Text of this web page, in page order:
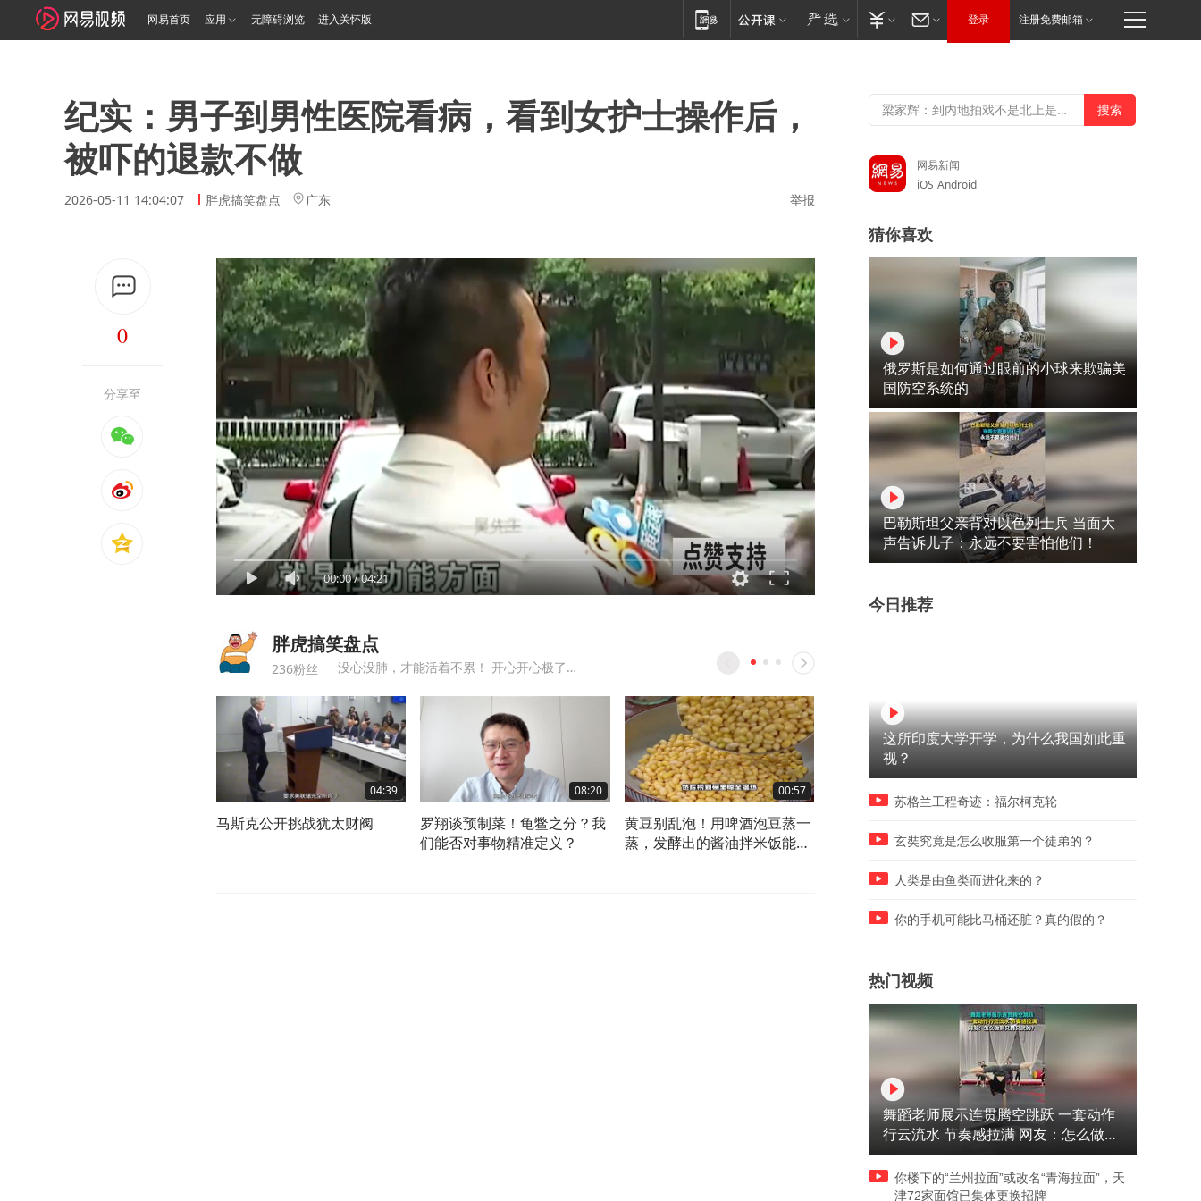
网易首页 应用 无障碍浏览 进入关怀版 登录 注册免费邮箱
纪实：男子到男性医院看病，看到女护士操作后，
被吓的退款不做
2026-05-11 14:04:07 胖虎搞笑盘点 广东 举报
0
分享至
00:00/04:21
胖虎搞笑盘点
236粉丝 没心没肺，才能活着不累！ 开心开心极了…
04:39
马斯克公开挑战犹太财阀
08:20
罗翔谈预制菜！龟鳖之分？我
们能否对事物精准定义？
00:57
黄豆别乱泡！用啤酒泡豆蒸一
蒸，发酵出的酱油拌米饭能香
们要多留一天！
入局
网易新闻
iOS Android
猜你喜欢
俄罗斯是如何通过眼前的小球来欺骗美
国防空系统的
巴勒斯坦父亲背对以色列士兵 当面大
声告诉儿子：永远不要害怕他们！
今日推荐
这所印度大学开学，为什么我国如此重
视？
苏格兰工程奇迹：福尔柯克轮
玄奘究竟是怎么收服第一个徒弟的？
人类是由鱼类而进化来的？
你的手机可能比马桶还脏？真的假的？
热门视频
舞蹈老师展示连贯腾空跳跃 一套动作
行云流水 节奏感拉满 网友：怎么做到
又舞又武的？
你楼下的“兰州拉面”或改名“青海拉面”，天
津72家面馆已集体更换招牌